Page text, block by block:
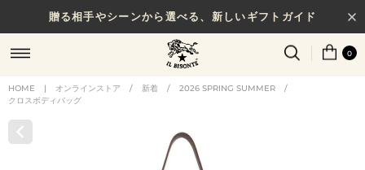
贈る相手やシーンから選べる、新しいギフトガイド
0
HOME | オンラインストア / 新着 / 2026 SPRING SUMMER
/
クロスボディバッグ